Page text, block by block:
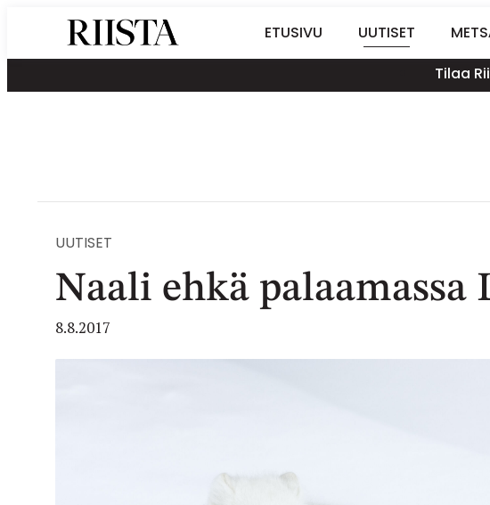
sisältöön
Riistalehti.fi
Metsästyksen
erikoislehti
ETUSIVU UUTISET
Tilaa
UUTISET
Naali ehkä
8.8.2017